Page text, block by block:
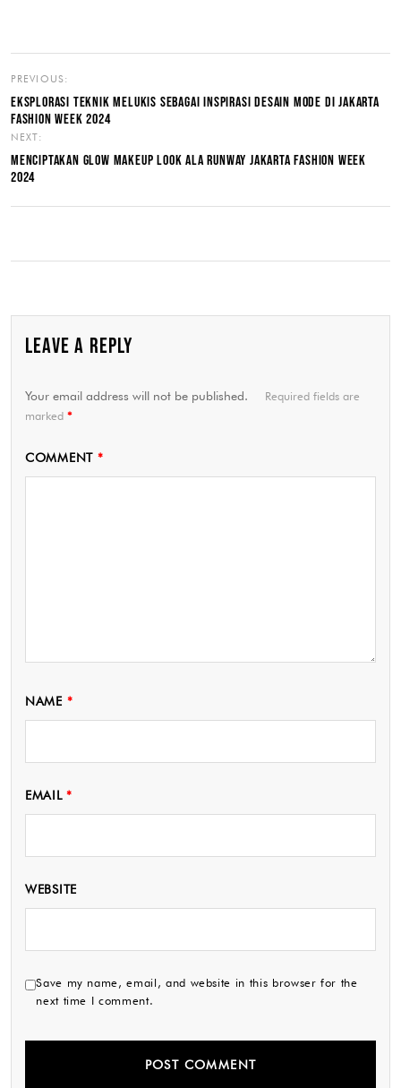
PREVIOUS:
EKSPLORASI TEKNIK MELUKIS SEBAGAI INSPIRASI DESAIN MODE DI JAKARTA
FASHION WEEK 2024
NEXT:
MENCIPTAKAN GLOW MAKEUP LOOK ALA RUNWAY JAKARTA FASHION WEEK
2024
LEAVE A REPLY
Your email address will not be published.
Required fields are
marked *
COMMENT *
NAME *
EMAIL*
WEBSITE
Save my name, email, and website in this browser for the
next time I comment.